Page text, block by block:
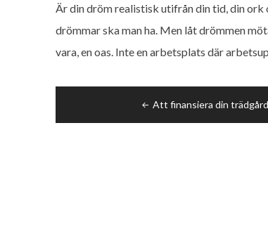
Är din dröm realistisk utifrån din tid, din
drömmar ska man ha. Men låt drömmen
vara, en oas. Inte en arbetsplats där
Att finansiera din trädgård